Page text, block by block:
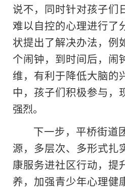
说不，同时针对孩子们
难以自控的心理进行了
状提出了解决办法，例
个闹钟，到时间后，闹
维，有利于降低大脑的
中，孩子们积极参与，
强烈。
下一步，平桥街道
源，多层次、多形式扎
康服务进社区行动，提
养，加强青少年心理健